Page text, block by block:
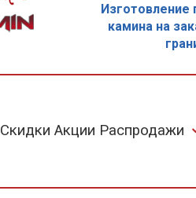
Изготовление
камина на
Скидки Акции Распродажи